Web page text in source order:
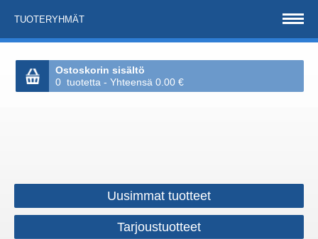
TUOTERYHMÄT
Ostoskorin sisältö
0 tuotetta - Yhteensä 0.00 €
Uusimmat tuotteet
Tarjoustuotteet